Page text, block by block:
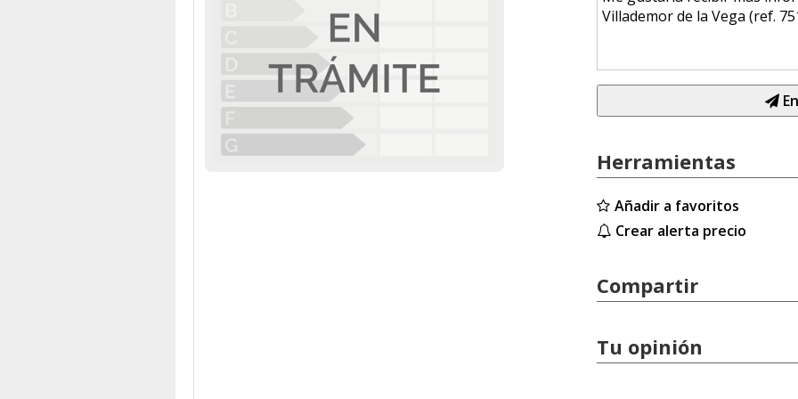
Herramientas
Añadir a favoritos
Crear alerta precio
Compartir
Tu opinión